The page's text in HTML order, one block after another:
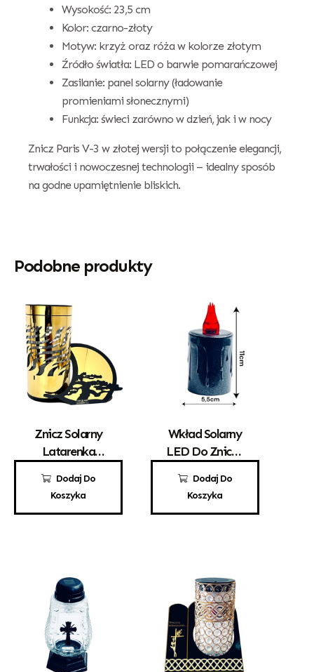
Wysokość: 23,5 cm
Kolor: czarno-złoty
Motyw: krzyż oraz róża w kolorze złotym
Źródło światła: LED o barwie pomarańczowej
Zasilanie: panel solarny (ładowanie
promieniami słonecznymi)
Funkcja: świeci zarówno w dzień, jak i w nocy
Znicz Paris V-3 w złotej wersji to połączenie elegancji,
trwałości i nowoczesnej technologii – idealny sposób
na godne upamiętnienie bliskich.
Podobne produkty
Dodaj Do
Koszyka
Znicz Solarny
Latarenka
Bonsai Złoto
125,00zł
Dodaj Do
Koszyka
Wkład Solarny
LED Do Zniczy
15,00 zł